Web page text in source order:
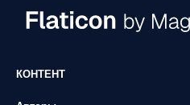
КОНТЕНТ